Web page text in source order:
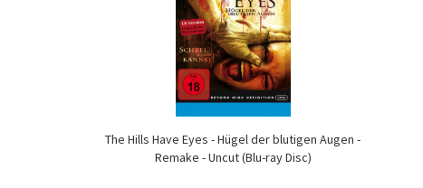
The Hills Have Eyes - Hügel der blutigen Augen -
Remake - Uncut (Blu-ray Disc)